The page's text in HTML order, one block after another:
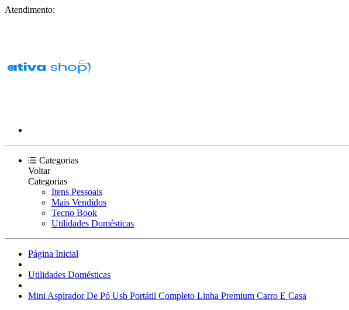
Atendimento:
Categorias
Voltar
Categorias
Itens Pessoais
Mais Vendidos
Tecno Book
Utilidades Domésticas
Página Inicial
Utilidades Domésticas
Mini Aspirador De Pó Usb Portátil Completo Linha Premium Carro E Casa